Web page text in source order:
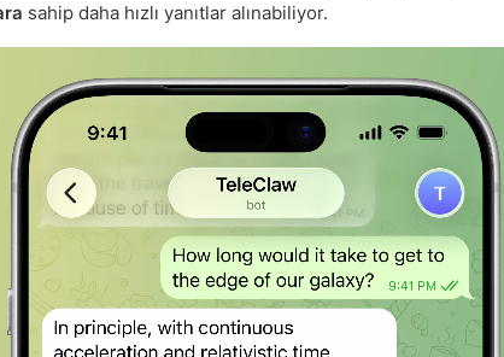
sahip daha hızlı yanıtlar alınabiliyor.